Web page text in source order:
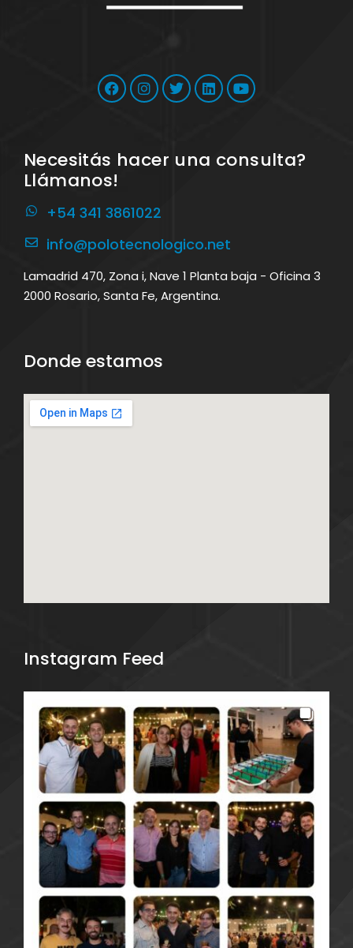
Necesitás hacer una consulta?
Llámanos!
+54 341 3861022
info@polotecnologico.net
Lamadrid 470, Zona i, Nave 1 Planta baja - Oficina 3
2000 Rosario, Santa Fe, Argentina.
Donde estamos
Instagram Feed